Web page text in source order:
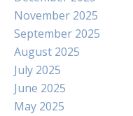
November 2025
September 2025
August 2025
July 2025
June 2025
May 2025